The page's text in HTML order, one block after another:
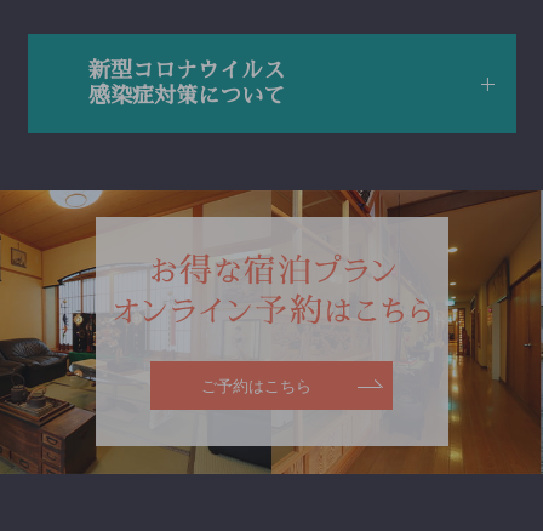
新型コロナウイルス
感染症対策について
ご予約はこちら